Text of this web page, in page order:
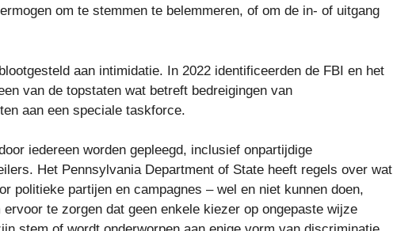
om te stemmen te belemmeren, of om de in- of uitgang
aan intimidatie. In 2022 identificeerden de FBI en het
van de topstaten wat betreft bedreigingen van
aan een speciale taskforce.
iedereen worden gepleegd, inclusief onpartijdige
Het Pennsylvania Department of State heeft regels over wat
politieke partijen en campagnes – wel en niet kunnen doen,
te zorgen dat geen enkele kiezer op ongepaste wijze